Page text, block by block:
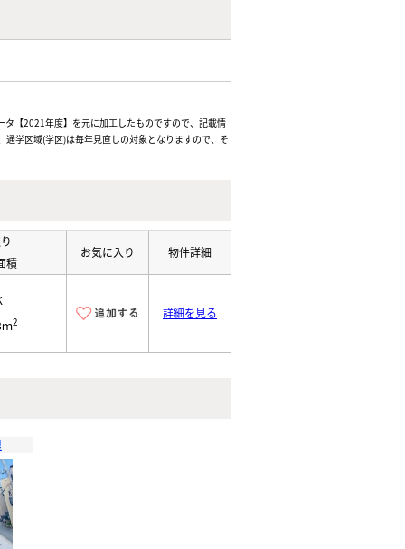
【2021年度】を元に加工したものですので、記載情
学区域(学区)は毎年見直しの対象となりますので、そ
積
お気に入り 物件詳細
2
詳細を見る